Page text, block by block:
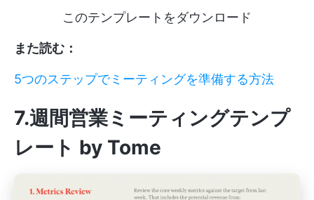
このテンプレートをダウンロード
また読む：
5つのステップでミーティングを準備する方法
7.週間営業ミーティングテンプ
レート by Tome